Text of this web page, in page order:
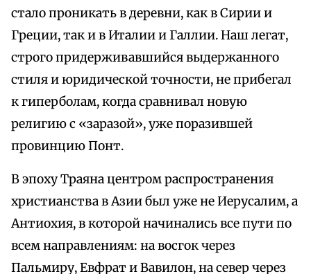
стало проникать в деревни, как в Сирии и
Греции, так и в Италии и Галлии. Наш легат,
строго придерживавшийся выдержанного
стиля и юридической точности, не прибегал
к гиперболам, когда сравнивал новую
религию с «заразой», уже поразившей
провинцию Понт.
В эпоху Траяна центром распространения
христианства в Азии был уже не Иерусалим, а
Антиохия, в которой начинались все пути по
всем направлениям: на восгок через
Пальмиру, Евфрат и Вавилон, на север через